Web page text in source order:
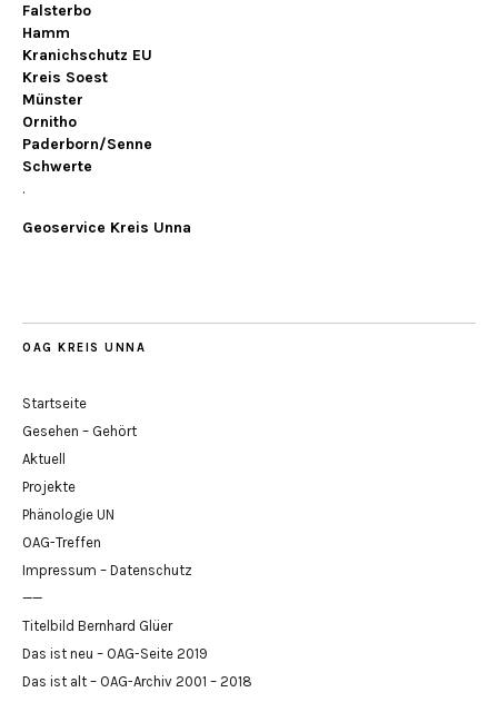
Falsterbo
Hamm
Kranichschutz EU
Kreis Soest
Münster
Ornitho
Paderborn/Senne
Schwerte
.
Geoservice Kreis Unna
OAG KREIS UNNA
Startseite
Gesehen – Gehört
Aktuell
Projekte
Phänologie UN
OAG-Treffen
Impressum – Datenschutz
——
Titelbild Bernhard Glüer
Das ist neu – OAG-Seite 2019
Das ist alt – OAG-Archiv 2001 – 2018